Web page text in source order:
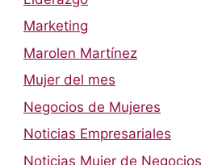
Marketing
Marolen Martínez
Mujer del mes
Negocios de Mujeres
Noticias Empresariales
Noticias Mujer de Negocios